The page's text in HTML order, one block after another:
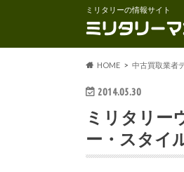
ミリタリーの情報サイト
HOME 中古買取業者
2014.05.30
ミリタリー
ー・スタイ